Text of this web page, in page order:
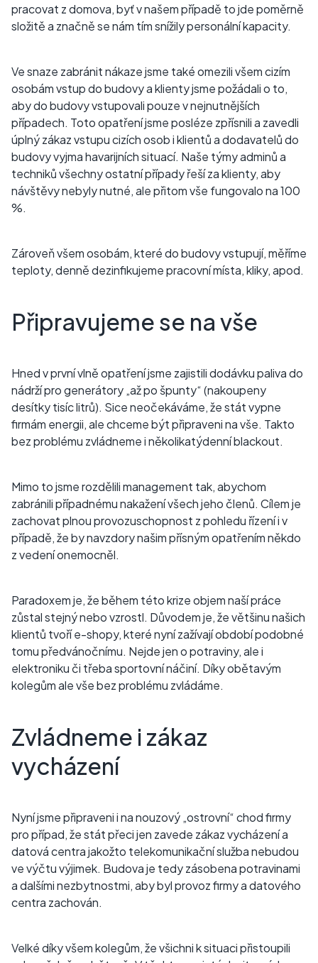
pracovat z domova, byť v našem případě to jde poměrně
složitě a značně se nám tím snížily personální kapacity.
Ve snaze zabránit nákaze jsme také omezili všem cizím
osobám vstup do budovy a klienty jsme požádali o to,
aby do budovy vstupovali pouze v nejnutnějších
případech. Toto opatření jsme posléze zpřísnili a zavedli
úplný zákaz vstupu cizích osob i klientů a dodavatelů do
budovy vyjma havarijních situací. Naše týmy adminů a
techniků všechny ostatní případy řeší za klienty, aby
návštěvy nebyly nutné, ale přitom vše fungovalo na 100
%.
Zároveň všem osobám, které do budovy vstupují, měříme
teploty, denně dezinfikujeme pracovní místa, kliky, apod.
Připravujeme se na vše
Hned v první vlně opatření jsme zajistili dodávku paliva do
nádrží pro generátory „až po špunty“ (nakoupeny
desítky tisíc litrů). Sice neočekáváme, že stát vypne
firmám energii, ale chceme být připraveni na vše. Takto
bez problému zvládneme i několikatýdenní blackout.
Mimo to jsme rozdělili management tak, abychom
zabránili případnému nakažení všech jeho členů. Cílem je
zachovat plnou provozuschopnost z pohledu řízení i v
případě, že by navzdory našim přísným opatřením někdo
z vedení onemocněl.
Paradoxem je, že během této krize objem naší práce
zůstal stejný nebo vzrostl. Důvodem je, že většinu našich
klientů tvoří e-shopy, které nyní zažívají období podobné
tomu předvánočnímu. Nejde jen o potraviny, ale i
elektroniku či třeba sportovní náčiní. Díky obětavým
kolegům ale vše bez problému zvládáme.
Zvládneme i zákaz
vycházení
Nyní jsme připraveni i na nouzový „ostrovní“ chod firmy
pro případ, že stát přeci jen zavede zákaz vycházení a
datová centra jakožto telekomunikační služba nebudou
ve výčtu výjimek. Budova je tedy zásobena potravinami
a dalšími nezbytnostmi, aby byl provoz firmy a datového
centra zachován.
Velké díky všem kolegům, že všichni k situaci přistoupili